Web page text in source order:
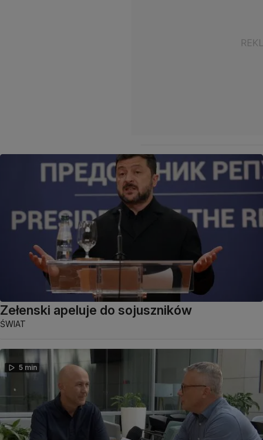
Zełenski apeluje do sojuszników
ŚWIAT
5 min